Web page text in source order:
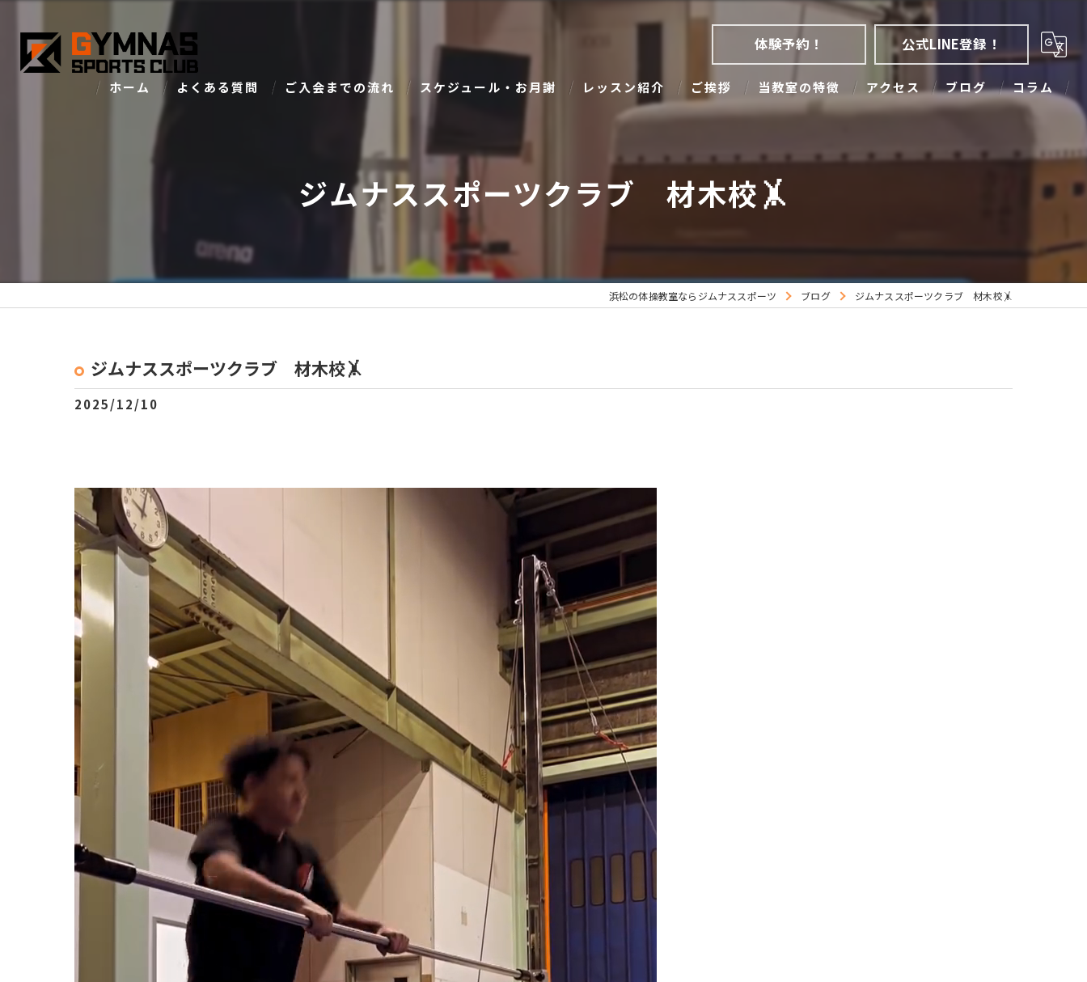
体験予約！ 公式LINE登録！
ホーム よくある質問 ご入会までの流れ スケジュール・お月謝 レッスン紹介 ご挨拶 当教室の特徴
大人
少人数
アクセス ブログ コラム
ジムナススポーツクラブ 材木校🤸
浜松の体操教室ならジムナススポーツ ブログ ジムナススポーツクラブ 材木校🤸
ジムナススポーツクラブ 材木校🤸
2025/12/10